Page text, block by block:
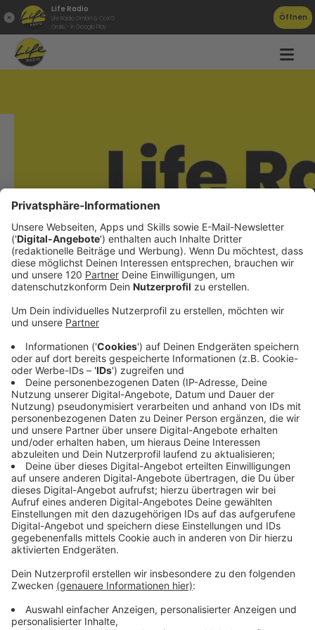
Life Radio
Life Radio GmbH & Co.KG
Gratis - in Google Play
Öffnen